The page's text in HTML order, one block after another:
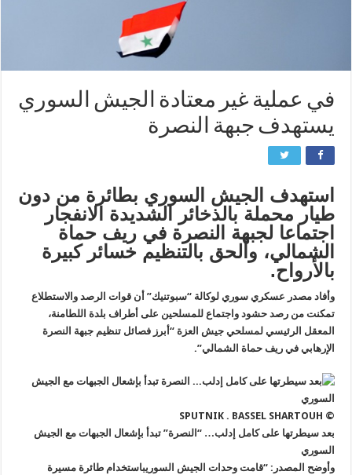
في عملية غير معتادة الجيش السوري
يستهدف جبهة النصرة
استهدف الجيش السوري بطائرة من دون
طيار محملة بالذخائر الشديدة الانفجار
اجتماعا لجبهة النصرة في ريف حماة
الشمالي، وألحق بالتنظيم خسائر كبيرة
بالأرواح.
وأفاد مصدر عسكري سوري لوكالة “سبوتنيك” أن قوات الرصد والاستطلاع
تمكنت من رصد حشود واجتماع للمسلحين على أطراف بلدة اللطامنة،
المعقل الرئيسي لمسلحي جيش العزة “أبرز فصائل تنظيم جبهة النصرة
الإرهابي في ريف حماة الشمالي”.
© SPUTNIK . BASSEL SHARTOUH
بعد سيطرتها على كامل إدلب… “النصرة” تبدأ بإشعال الجبهات مع الجيش
السوري
وأوضح المصدر: “قامت وحدات الجيش السوريباستخدام طائرة مسيرة